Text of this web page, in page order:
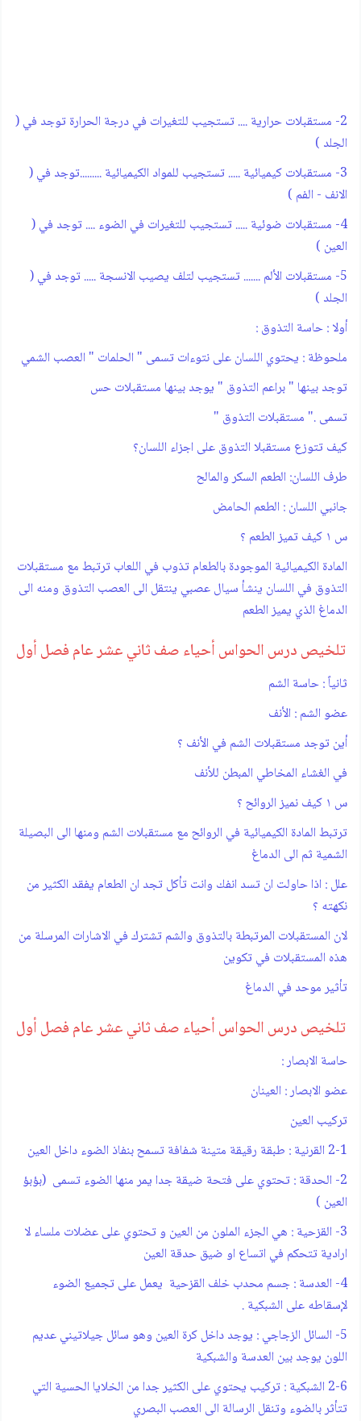
2- مستقبلات حرارية .... تستجيب للتغيرات في درجة الحرارة توجد في (
الجلد )
3- مستقبلات كيميائية ..... تستجيب للمواد الكيميائية .........توجد في (
الانف - الفم )
4- مستقبلات ضوئية ..... تستجيب للتغيرات في الضوء .... توجد في (
العين )
5- مستقبلات الألم ....... تستجيب لتلف يصيب الانسجة ..... توجد في (
الجلد )
أولا : حاسة التذوق :
ملحوظة : يحتوي اللسان على نتوءات تسمى " الحلمات " العصب الشمي
توجد بينها " براعم التذوق " يوجد بينها مستقبلات حس
تسمى ." مستقبلات التذوق "
كيف تتوزع مستقبلا التذوق على اجزاء اللسان؟
طرف اللسان: الطعم السكر والمالح
جانبي اللسان : الطعم الحامض
س ١ كيف تميز الطعم ؟
المادة الكيميائية الموجودة بالطعام تذوب في اللعاب ترتبط مع مستقبلات
التذوق في اللسان ينشأ سيال عصبي ينتقل الى العصب التذوق ومنه الى
الدماغ الذي يميز الطعم
تلخيص درس الحواس أحياء صف ثاني عشر عام فصل أول
ثانياً : حاسة الشم
عضو الشم : الأنف
أين توجد مستقبلات الشم في الأنف ؟
في الغشاء المخاطي المبطن للأنف
س ١ كيف نميز الروائح ؟
ترتبط المادة الكيميائية في الروائح مع مستقبلات الشم ومنها الى البصيلة
الشمية ثم الى الدماغ
علل : اذا حاولت ان تسد انفك وانت تأكل تجد ان الطعام يفقد الكثير من
نكهته ؟
لان المستقبلات المرتبطة بالتذوق والشم تشترك في الاشارات المرسلة من
هذه المستقبلات في تكوين
تأثير موحد في الدماغ
تلخيص درس الحواس أحياء صف ثاني عشر عام فصل أول
حاسة الابصار :
عضو الابصار : العينان
تركيب العين
2-1 القرنية : طبقة رقيقة متينة شفافة تسمح بنفاذ الضوء داخل العين
2- الحدقة : تحتوي على فتحة ضيقة جدا يمر منها الضوء تسمى (بؤبؤ
العين )
3- القزحية : هي الجزء الملون من العين و تحتوي على عضلات ملساء لا
ارادية تتحكم في اتساع او ضيق حدقة العين
4- العدسة : جسم محدب خلف القزحية يعمل على تجميع الضوء
لإسقاطه على الشبكية .
5- السائل الزجاجي : يوجد داخل كرة العين وهو سائل جيلاتيني عديم
اللون يوجد بين العدسة والشبكية
2-6 الشبكية : تركيب يحتوي على الكثير جدا من الخلايا الحسية التي
تتأثر بالضوء وتنقل الرسالة الى العصب البصري